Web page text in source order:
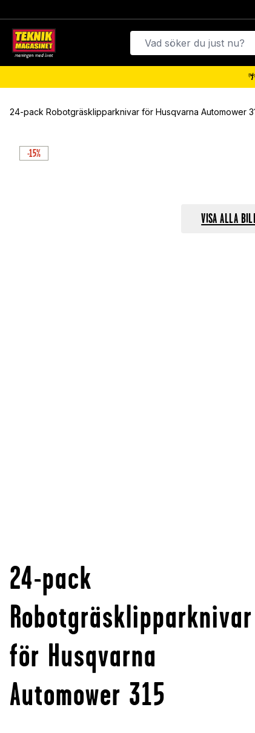
24-pack Robotgräsklipparknivar för Husqvarna Automower
-15%
VISA ALLA
24-pack
Robotgräsklipparknivar
för Husqvarna
Automower 315